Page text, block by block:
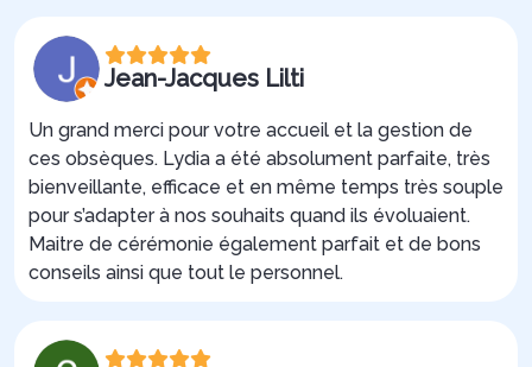
Jean-Jacques Lilti
Un grand merci pour votre accueil et la gestion de
ces obsèques. Lydia a été absolument parfaite, très
bienveillante, efficace et en même temps très souple
pour s’adapter à nos souhaits quand ils évoluaient.
Maitre de cérémonie également parfait et de bons
conseils ainsi que tout le personnel.